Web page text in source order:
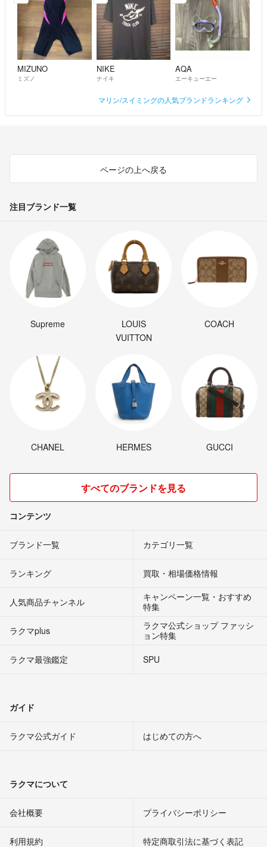
MIZUNO
ミズノ
NIKE
ナイキ
AQA
エーキューエー
マリン/スイミングの人気ブランドランキング
ページの上へ戻る
注目ブランド一覧
Supreme
LOUIS
VUITTON
COACH
CHANEL HERMES GUCCI
すべてのブランドを見る
コンテンツ
ブランド一覧 カテゴリ一覧
ランキング 買取・相場価格情報
人気商品チャンネル
キャンペーン一覧・おすすめ
特集
ラクマplus
ラクマ公式ショップ ファッシ
ョン特集
ラクマ最強鑑定
SPU
ガイド
ラクマ公式ガイド はじめての方へ
ラクマについて
会社概要 プライバシーポリシー
利用規約 特定商取引法に基づく表記